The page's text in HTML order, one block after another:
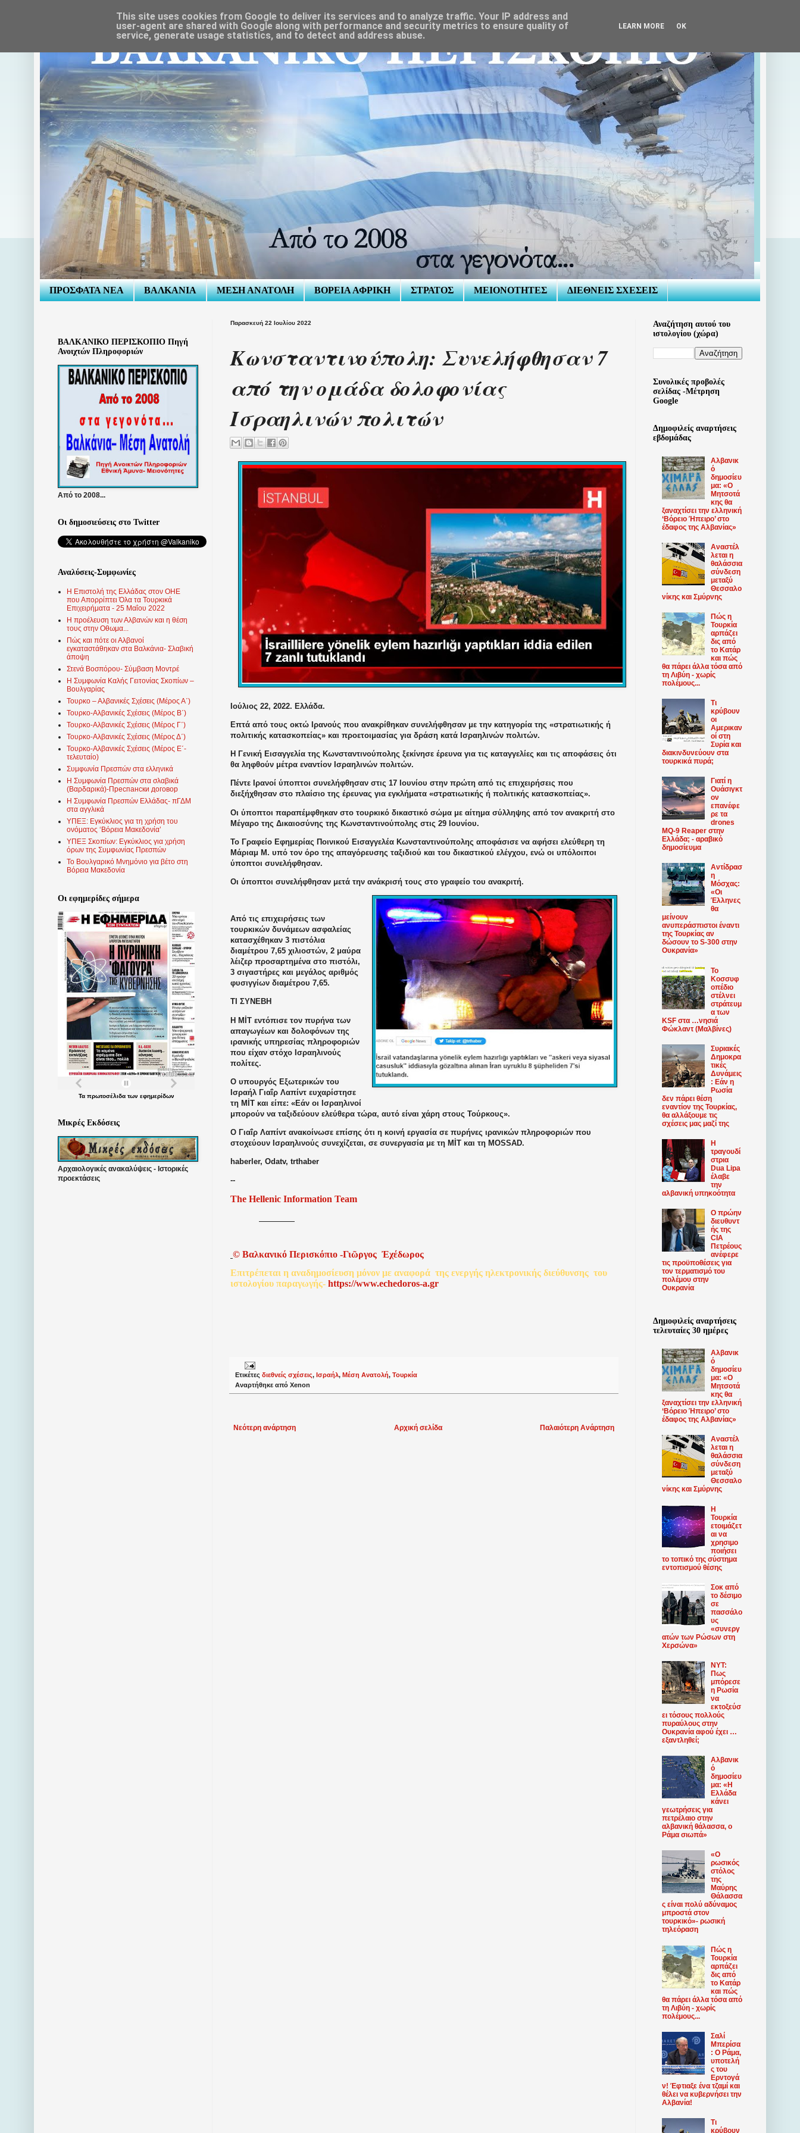
ΠΡΟΣΦΑΤΑ ΝΕΑ ΒΑΛΚΑΝΙΑ ΜΕΣΗ ΑΝΑΤΟΛΗ ΒΟΡΕΙΑ ΑΦΡΙΚΗ ΣΤΡΑΤΟΣ ΜΕΙΟΝΟΤΗΤΕΣ ΔΙΕΘΝΕΙΣ ΣΧΕΣΕΙΣ
Παρασκευή 22 Ιουλίου 2022
Κωνσταντινούπολη: Συνελήφθησαν 7
από την ομάδα δολοφονίας
Ισραηλινών πολιτών
Ιούλιος 22, 2022. Ελλάδα.
Επτά από τους οκτώ Ιρανούς που ανακρίθηκαν συνελήφθησαν με την κατηγορία της «στρατιωτικής ή
πολιτικής κατασκοπείας» και προετοιμασίας για δράση κατά Ισραηλινών πολιτών.
Η Γενική Εισαγγελία της Κωνσταντινούπολης ξεκίνησε έρευνα για τις καταγγελίες και τις αποφάσεις ότι
θα ληφθούν μέτρα εναντίον Ισραηλινών πολιτών.
Πέντε Ιρανοί ύποπτοι συνελήφθησαν στις 17 Ιουνίου στην πρώτη από τις επιχειρήσεις που
διεξήχθησαν στο πλαίσιο της έρευνας για εγκλήματα «στρατιωτικής ή πολιτικής κατασκοπείας».
Οι ύποπτοι παραπέμφθηκαν στο τουρκικό δικαστικό σώμα με αίτημα σύλληψης από τον ανακριτή στο
Μέγαρο της Δικαιοσύνης της Κωνσταντινούπολης στις 29 Ιουνίου.
Το Γραφείο Εφημερίας Ποινικού Εισαγγελέα Κωνσταντινούπολης αποφάσισε να αφήσει ελεύθερη τη
Μάριαμ Μ. υπό τον όρο της απαγόρευσης ταξιδιού και του δικαστικού ελέγχου, ενώ οι υπόλοιποι
ύποπτοι συνελήφθησαν.
Οι ύποπτοι συνελήφθησαν μετά την ανάκρισή τους στο γραφείο του ανακριτή.
Από τις επιχειρήσεις των
τουρκικών δυνάμεων ασφαλείας
κατασχέθηκαν 3 πιστόλια
διαμέτρου 7,65 χιλιοστών, 2 μαύρα
λέιζερ προσαρτημένα στο πιστόλι,
3 σιγαστήρες και μεγάλος αριθμός
φυσιγγίων διαμέτρου 7,65.
ΤΙ ΣΥΝΕΒΗ
Η MİT εντόπισε τον πυρήνα των
απαγωγέων και δολοφόνων της
ιρανικής υπηρεσίας πληροφοριών
που είχαν στόχο Ισραηλινούς
πολίτες.
Ο υπουργός Εξωτερικών του
Ισραήλ Γιαΐρ Λαπίντ ευχαρίστησε
τη MİT και είπε: «Εάν οι Ισραηλινοί
μπορούν να ταξιδεύουν ελεύθερα τώρα, αυτό είναι χάρη στους Τούρκους».
Ο Γιαΐρ Λαπίντ ανακοίνωσε επίσης ότι η κοινή εργασία σε πυρήνες ιρανικών πληροφοριών που
στοχεύουν Ισραηλινούς συνεχίζεται, σε συνεργασία με τη MİT και τη MOSSAD.
haberler, Odatv, trthaber
--
The Hellenic Information Team
© Βαλκανικό Περισκόπιο -Γιῶργος Ἐχέδωρος
Επιτρέπεται η αναδημοσίευση μόνον με αναφορά της ενεργής ηλεκτρονικής διεύθυνσης του
ιστολογίου παραγωγής- https://www.echedoros-a.gr
Ετικέτες διεθνείς σχέσεις, Ισραήλ, Μέση Ανατολή, Τουρκία
Αναρτήθηκε από Xenon
Νεότερη ανάρτηση Παλαιότερη Ανάρτηση
Αρχική σελίδα
ΒΑΛΚΑΝΙΚΟ ΠΕΡΙΣΚΟΠΙΟ Πηγή
Ανοιχτών Πληροφοριών
Από το 2008...
Οι δημοσιεύσεις στο Twitter
Αναλύσεις-Συμφωνίες
Η Επιστολή της Ελλάδας στον ΟΗΕ
που Απορρίπτει Όλα τα Τουρκικά
Επιχειρήματα - 25 Μαΐου 2022
Η προέλευση των Αλβανών και η θέση
τους στην Οθωμα...
Πώς και πότε οι Αλβανοί
εγκαταστάθηκαν στα Βαλκάνια- Σλαβική
άποψη
Στενά Βοσπόρου- Σύμβαση Μοντρέ
Η Συμφωνία Καλής Γειτονίας Σκοπίων –
Βουλγαρίας
Τουρκο – Αλβανικές Σχέσεις (Mέρος Α΄)
Τουρκο-Αλβανικές Σχέσεις (Μέρος Β΄)
Τουρκο-Αλβανικές Σχέσεις (Μέρος Γ΄)
Τουρκο-Αλβανικές Σχέσεις (Μέρος Δ΄)
Τουρκο-Αλβανικές Σχέσεις (Μέρος Ε΄-
τελευταίο)
Συμφωνία Πρεσπών στα ελληνικά
Η Συμφωνία Πρεσπών στα σλαβικά
(Βαρδαρικά)-Преспански договор
Η Συμφωνία Πρεσπών Ελλάδας- πΓΔΜ
στα αγγλικά
ΥΠΕΞ: Εγκύκλιος για τη χρήση του
ονόματος ‘Βόρεια Μακεδονία’
ΥΠΕΞ Σκοπίων: Εγκύκλιος για χρήση
όρων της Συμφωνίας Πρεσπών
Το Βουλγαρικό Μνημόνιο για βέτο στη
Βόρεια Μακεδονία
Οι εφημερίδες σήμερα
Τα πρωτοσέλιδατων εφημερίδων
Μικρές Εκδόσεις
Αρχαιολογικές ανακαλύψεις - Ιστορικές
προεκτάσεις
Αναζήτηση αυτού του
ιστολογίου (χώρα)
Συνολικές προβολές
σελίδας -Μέτρηση
Google
Δημοφιλείς αναρτήσεις
εβδομάδας
Αλβανικ
ό
δημοσίευ
μα: «Ο
Μητσοτά
κης θα
ξαναχτίσει την ελληνική
‘Βόρειο Ήπειρο’ στο
έδαφος της Αλβανίας»
Αναστέλ
λεται η
θαλάσσια
σύνδεση
μεταξύ
Θεσσαλο
νίκης και Σμύρνης
Πώς η
Τουρκία
αρπάζει
δις από
το Κατάρ
και πώς
θα πάρει άλλα τόσα από
τη Λιβύη - χωρίς
πολέμους...
Τι
κρύβουν
οι
Αμερικαν
οί στη
Συρία και
διακινδυνεύουν στα
τουρκικά πυρά;
Γιατί η
Ουάσιγκτ
ον
επανέφε
ρε τα
drones
MQ-9 Reaper στην
Ελλάδα; - αραβικό
δημοσίευμα
Αντίδρασ
η
Μόσχας:
«Οι
Έλληνες
θα
μείνουν
ανυπεράσπιστοι έναντι
της Τουρκίας αν
δώσουν το S-300 στην
Ουκρανία»
Το
Κοσσυφ
οπέδιο
στέλνει
στράτευμ
α των
KSF στα …νησιά
Φώκλαντ (Μαλβίνες)
Συριακές
Δημοκρα
τικές
Δυνάμεις
: Εάν η
Ρωσία
δεν πάρει θέση
εναντίον της Τουρκίας,
θα αλλάξουμε τις
σχέσεις μας μαζί της
Η
τραγουδί
στρια
Dua Lipa
έλαβε
την
αλβανική υπηκοότητα
Ο πρώην
διευθυντ
ής της
CIA
Πετρέους
ανέφερε
τις προϋποθέσεις για
τον τερματισμό του
πολέμου στην
Ουκρανία
Δημοφιλείς αναρτήσεις
τελευταίες 30 ημέρες
Αλβανικ
ό
δημοσίευ
μα: «Ο
Μητσοτά
κης θα
ξαναχτίσει την ελληνική
‘Βόρειο Ήπειρο’ στο
έδαφος της Αλβανίας»
Αναστέλ
λεται η
θαλάσσια
σύνδεση
μεταξύ
Θεσσαλο
νίκης και Σμύρνης
Η
Τουρκία
ετοιμάζετ
αι να
χρησιμο
ποιήσει
το τοπικό της σύστημα
εντοπισμού θέσης
Σοκ από
το δέσιμο
σε
πασσάλο
υς
«συνεργ
ατών των Ρώσων στη
Χερσώνα»
NYT:
Πως
μπόρεσε
η Ρωσία
να
εκτοξεύσ
ει τόσους πολλούς
πυραύλους στην
Ουκρανία αφού έχει …
εξαντληθεί;
Αλβανικ
ό
δημοσίευ
μα: «Η
Ελλάδα
κάνει
γεωτρήσεις για
πετρέλαιο στην
αλβανική θάλασσα, ο
Ράμα σιωπά»
«Ο
ρωσικός
στόλος
της
Μαύρης
Θάλασσα
ς είναι πολύ αδύναμος
μπροστά στον
τουρκικό»- ρωσική
τηλεόραση
Πώς η
Τουρκία
αρπάζει
δις από
το Κατάρ
και πώς
θα πάρει άλλα τόσα από
τη Λιβύη - χωρίς
πολέμους...
Σαλί
Μπερίσα
: Ο Ράμα,
υποτελή
ς του
Ερντογά
ν! Έφτιαξε ένα τζαμί και
θέλει να κυβερνήσει την
Αλβανία!
Τι
κρύβουν
This site uses cookies from Google to deliver its services and to analyze traffic. Your IP address and
user-agent are shared with Google along with performance and security metrics to ensure quality of
service, generate usage statistics, and to detect and address abuse.
LEARN MORE OK